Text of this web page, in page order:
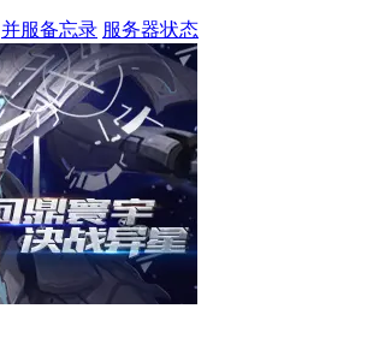
并服备忘录 服务器状态